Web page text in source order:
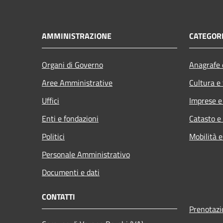
AMMINISTRAZIONE
Organi di Governo
Aree Amministrative
Uffici
Enti e fondazioni
Politici
Personale Amministrativo
Documenti e dati
Cultura
Imprese
Catasto
Mobilità
CONTATTI